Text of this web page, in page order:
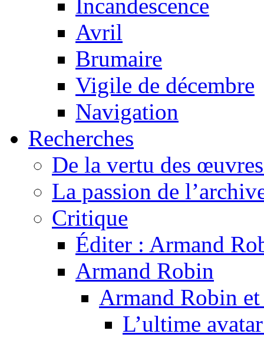
Incandescence
Avril
Brumaire
Vigile de décembre
Navigation
Recherches
De la vertu des
La passion de
Critique
Éditer : Armand
Armand Robin
Armand Robin
L’ultime